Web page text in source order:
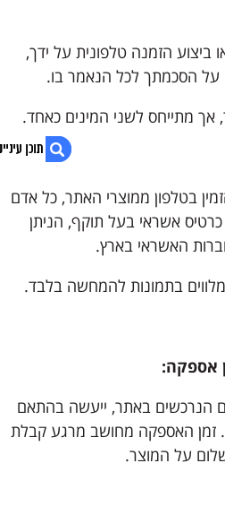
הזמנה טלפונית על ידך,
על הסכמתך לכל הנאמר בו.
אך מתייחס לשני המינים כאחד.
בטלפון ממוצרי האתר, כל אדם
אשראי בעל תוקף, הניתן
האשראי בארץ.
בתמונות להמחשה בלבד.
אספקה:
הנרכשים באתר, ייעשה בהתאם
זמן האספקה מחושב מרגע קבלת
על המוצר.